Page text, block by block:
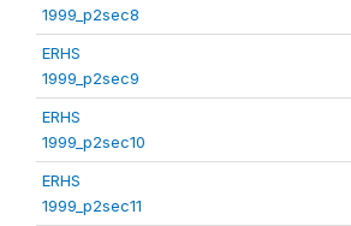
1999_p2sec8
ERHS
1999_p2sec9
ERHS
1999_p2sec10
ERHS
1999_p2sec11